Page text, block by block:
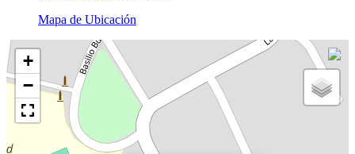
Mapa de Ubicación
+
−